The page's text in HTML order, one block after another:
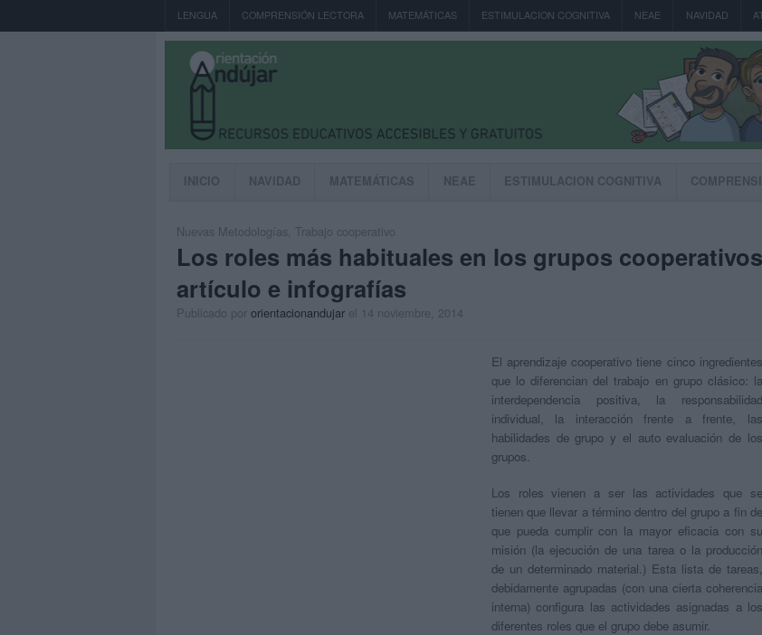
LENGUA COMPRENSIÓN LECTORA MATEMÁTICAS ESTIMULACION COGNITIVA NEAE NAVIDAD
INICIO NAVIDAD MATEMÁTICAS NEAE ESTIMULACION COGNITIVA
Nuevas Metodologías Trabajo cooperativo
Los roles más habituales en los grupos cooperativos
artículo e infografías
Publicado por orientacionandujar el 14 noviembre, 2014
El aprendizaje cooperativo tiene cinco ingredientes
que lo diferencian del trabajo en grupo clásico: la
interdependencia positiva, la responsabilidad
individual, la interacción frente a frente, las
habilidades de grupo y el auto evaluación de los
grupos.
Los roles vienen a ser las actividades que se
tienen que llevar a término dentro del grupo a fin de
que pueda cumplir con la mayor eficacia con su
misión (la ejecución de una tarea o la producción
de un determinado material.) Esta lista de tareas,
debidamente agrupadas (con una cierta coherencia
interna) configura las actividades asignadas a los
diferentes roles que el grupo debe asumir.